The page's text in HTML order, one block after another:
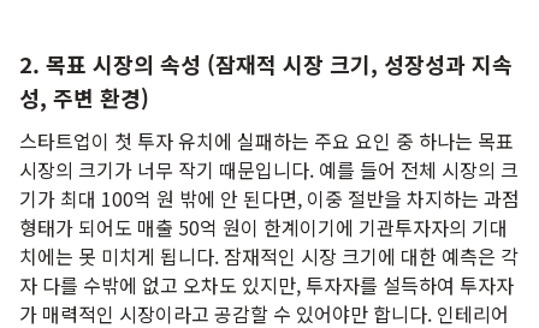
2. 목표 시장의 속성 (잠재적 시장 크기, 성장성과 지속
성, 주변 환경)
스타트업이 첫 투자 유치에 실패하는 주요 요인 중 하나는 목표
시장의 크기가 너무 작기 때문입니다. 예를 들어 전체 시장의 크
기가 최대 100억 원 밖에 안 된다면, 이중 절반을 차지하는 과점
형태가 되어도 매출 50억 원이 한계이기에 기관투자자의 기대
치에는 못 미치게 됩니다. 잠재적인 시장 크기에 대한 예측은 각
자 다를 수밖에 없고 오차도 있지만, 투자자를 설득하여 투자자
가 매력적인 시장이라고 공감할 수 있어야만 합니다. 인테리어